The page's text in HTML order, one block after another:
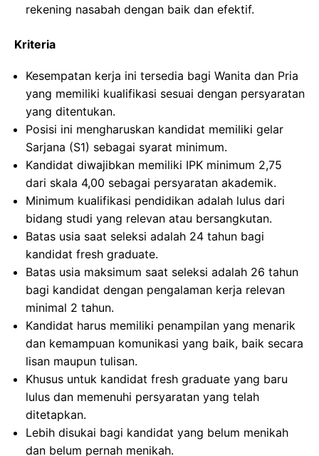
rekening nasabah dengan baik dan efektif.
Kriteria
Kesempatan kerja ini tersedia bagi Wanita dan Pria
yang memiliki kualifikasi sesuai dengan persyaratan
yang ditentukan.
Posisi ini mengharuskan kandidat memiliki gelar
Sarjana (S1) sebagai syarat minimum.
Kandidat diwajibkan memiliki IPK minimum 2,75
dari skala 4,00 sebagai persyaratan akademik.
Minimum kualifikasi pendidikan adalah lulus dari
bidang studi yang relevan atau bersangkutan.
Batas usia saat seleksi adalah 24 tahun bagi
kandidat fresh graduate.
Batas usia maksimum saat seleksi adalah 26 tahun
bagi kandidat dengan pengalaman kerja relevan
minimal 2 tahun.
Kandidat harus memiliki penampilan yang menarik
dan kemampuan komunikasi yang baik, baik secara
lisan maupun tulisan.
Khusus untuk kandidat fresh graduate yang baru
lulus dan memenuhi persyaratan yang telah
ditetapkan.
Lebih disukai bagi kandidat yang belum menikah
dan belum pernah menikah.